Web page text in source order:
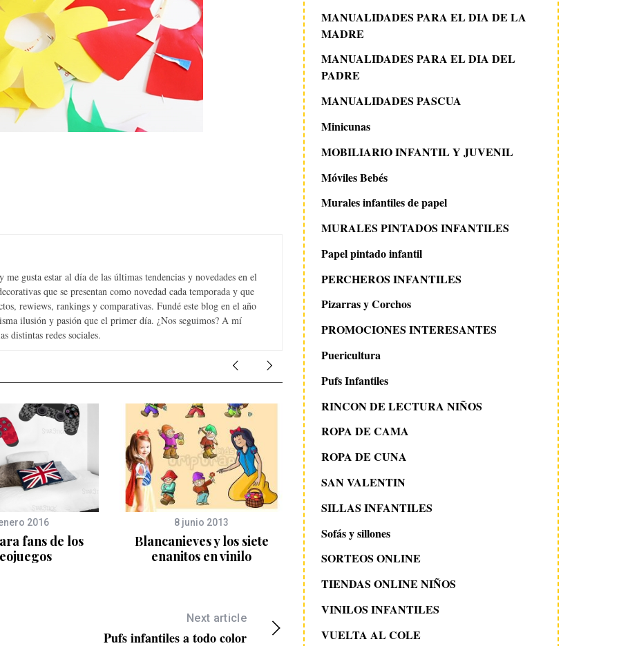
gusta estar al día de las últimas tendencias y novedades en el
que se presentan como novedad cada temporada y que
rewiews, rankings y comparativas. Fundé este blog en el año
ilusión y pasión que el primer día. ¿Nos seguimos? A mí
distintas redes sociales.
2016
fans de los
8 junio 2013
Blancanieves y los siete
enanitos en vinilo
MALOÉ, DISEÑO PARA
NIÑOS
31 marzo 2015
Simpáticos
vinilo
Next article
Pufs infantiles a todo color
MANUALIDADES PARA EL DIA DE LA
MADRE
MANUALIDADES PARA EL DIA DEL
PADRE
MANUALIDADES PASCUA
Minicunas
MOBILIARIO INFANTIL Y JUVENIL
Móviles Bebés
Murales infantiles de papel
MURALES PINTADOS INFANTILES
Papel pintado infantil
PERCHEROS INFANTILES
Pizarras y Corchos
PROMOCIONES INTERESANTES
Puericultura
Pufs Infantiles
RINCON DE LECTURA NIÑOS
ROPA DE CAMA
ROPA DE CUNA
SAN VALENTIN
SILLAS INFANTILES
Sofás y sillones
SORTEOS ONLINE
TIENDAS ONLINE NIÑOS
VINILOS INFANTILES
VUELTA AL COLE